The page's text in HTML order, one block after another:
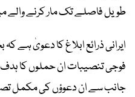
طویل فاصلے تک مار کرنے والے
ایرانی ذرائع ابلاغ کا دعویٰ ہے
فوجی تنصیبات ان حملوں کا
جانب سے ان دعوؤں کی مکمل